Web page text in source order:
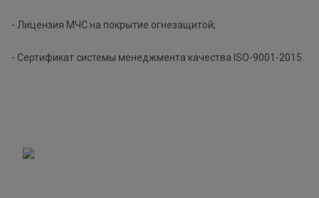
- Лицензия МЧС на покрытие огнезащитой;
- Сертификат системы менеджмента качества ISO-9001-2015.